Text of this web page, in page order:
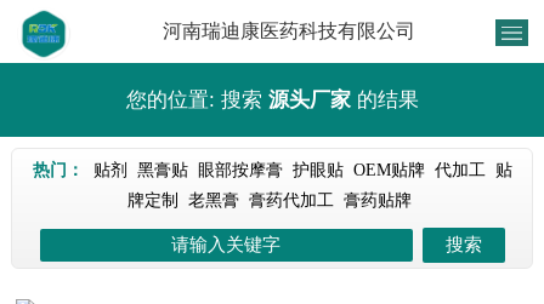
河南瑞迪康医药科技有限公司
您的位置: 搜索 源头厂家 的结果
热门： 贴剂 黑膏贴 眼部按摩膏 护眼贴 OEM贴牌 代加工
贴
牌定制
老黑膏 膏药代加工 膏药贴牌